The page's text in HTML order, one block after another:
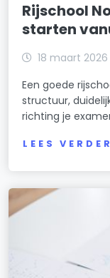
Rijschool
starten
18 maart 2026
Een goede
structuur,
richting je
LEES VERDER